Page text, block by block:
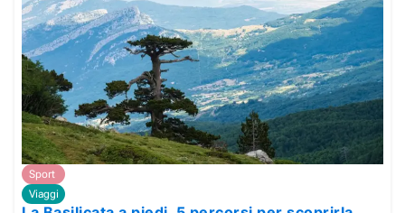
Sport
Viaggi